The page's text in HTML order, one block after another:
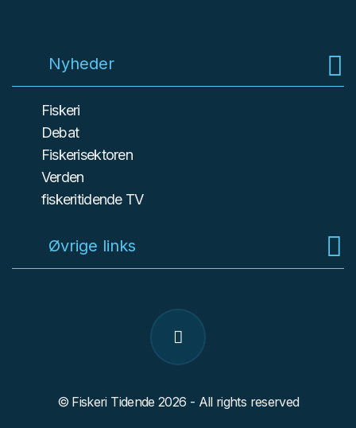
Nyheder
Fiskeri
Debat
Fiskerisektoren
Verden
fiskeritidende TV
Øvrige links
© Fiskeri Tidende 2026 - All rights reserved